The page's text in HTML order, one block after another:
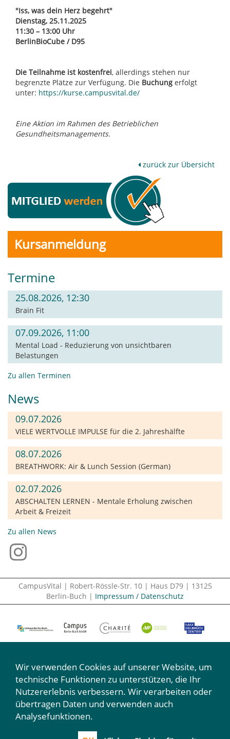
"Iss, was dein Herz begehrt"
Dienstag, 25.11.2025
11:30 – 13:00 Uhr
BerlinBioCube / D95
Die Teilnahme ist kostenfrei, allerdings stehen nur
begrenzte Plätze zur Verfügung. Die Buchung erfolgt
unter: https://kurse.campusvital.de/
Eine Aktion im Rahmen des Betrieblichen
Gesundheitsmanagements.
zurück zur Übersicht
Kursanmeldung
Termine
25.08.2026, 12:30
Brain Fit
07.09.2026, 11:00
Mental Load - Reduzierung von unsichtbaren
Belastungen
Zu allen Terminen
News
09.07.2026
VIELE WERTVOLLE IMPULSE für die 2. Jahreshälfte
08.07.2026
BREATHWORK: Air & Lunch Session (German)
02.07.2026
ABSCHALTEN LERNEN - Mentale Erholung zwischen
Arbeit & Freizeit
Zu allen News
CampusVital | Robert-Rössle-Str. 10 | Haus D79 | 13125
Berlin-Buch | Impressum / Datenschutz
Wir machen mit:
Wir verwenden Cookies auf unserer Website, um
technische Funktionen zu unterstützen, die Ihr
Nutzererlebnis verbessern. Wir verarbeiten oder
übertragen Daten und verwenden auch
Analysefunktionen.